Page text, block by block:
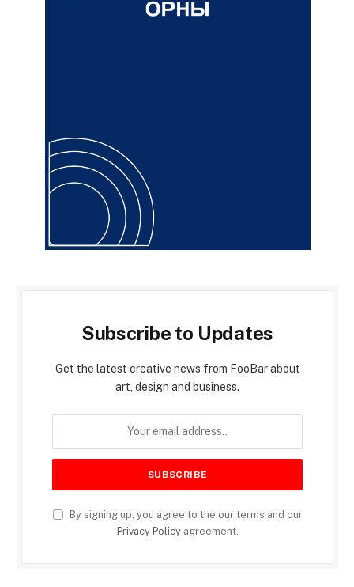
Subscribe to Updates
Get the latest creative news from FooBar about
art, design and business.
By signing up, you agree to the our terms and our
Privacy Policyagreement.